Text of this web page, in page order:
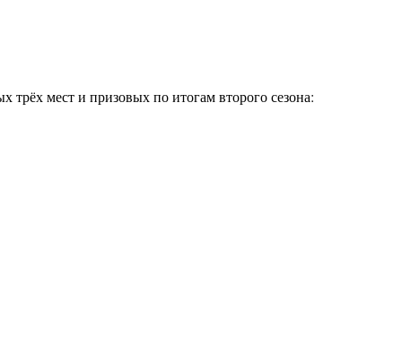
мест и призовых по итогам второго сезона: